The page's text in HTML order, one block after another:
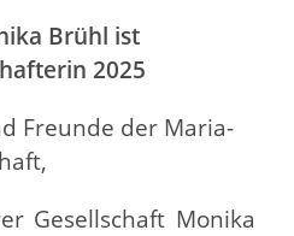
Brühl ist
2025
Freunde der Maria-
Gesellschaft Monika